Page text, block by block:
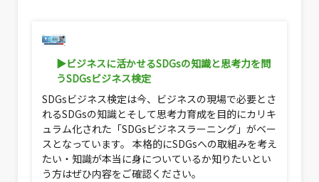
▶ビジネスに活かせるSDGsの知識と思考力を問
うSDGsビジネス検定
SDGsビジネス検定は今、ビジネスの現場で必要とさ
れるSDGsの知識とそして思考力育成を目的にカリキ
ュラム化された「SDGsビジネスラーニング」がベー
スとなっています。 本格的にSDGsへの取組みを考え
たい・知識が本当に身についているか知りたいとい
う方はぜひ内容をご確認ください。